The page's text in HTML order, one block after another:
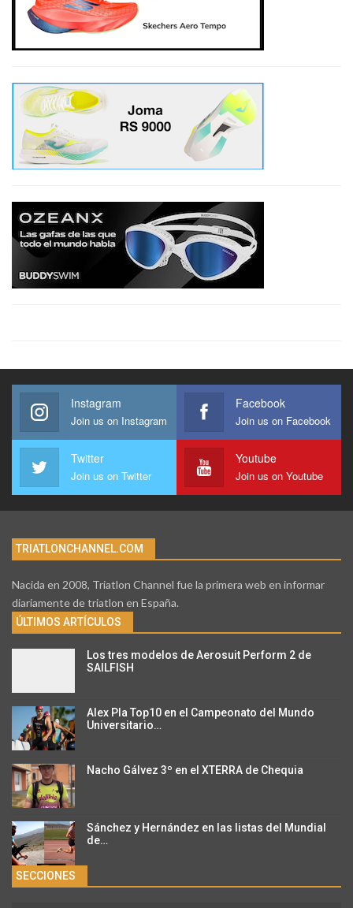
Instagram
Join us on Instagram
Facebook
Join us on Facebook
Twitter
Join us on Twitter
Youtube
Join us on Youtube
TRIATLONCHANNEL.COM
Nacida en 2008, Triatlon Channel fue la primera web en informar
diariamente de triatlon en España.
ÚLTIMOS ARTÍCULOS
Los tres modelos de Aerosuit Perform 2 de
SAILFISH
Alex Pla Top10 en el Campeonato del Mundo
Universitario…
Nacho Gálvez 3º en el XTERRA de Chequia
Sánchez y Hernández en las listas del Mundial
de…
SECCIONES